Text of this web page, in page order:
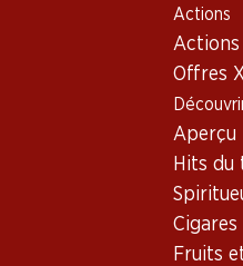
Actions
Actions
Offres
Aperçu
Hits du
Cigares
Fruits
Shop des Vins
Suisse
Wilchinger